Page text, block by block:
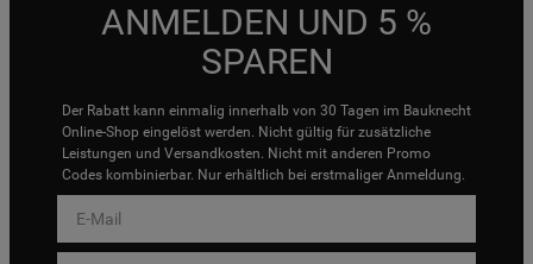
ANMELDEN UND 5 %
SPAREN
Der Rabatt kann einmalig innerhalb von 30 Tagen im Bauknecht
Online-Shop eingelöst werden. Nicht gültig für zusätzliche
Leistungen und Versandkosten. Nicht mit anderen Promo
Codes kombinierbar. Nur erhältlich bei erstmaliger Anmeldung.